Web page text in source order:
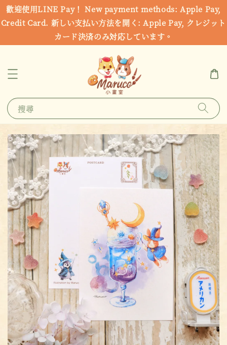
歡迎使用LINE Pay！ New payment methods: Apple Pay,
Credit Card. 新しい支払い方法を開く: Apple Pay, クレジット
カード決済のみ対応しています。
搜尋